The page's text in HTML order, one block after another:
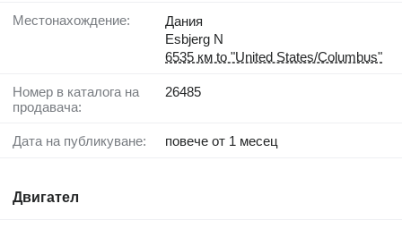
Местонахождение:
Дания
Esbjerg N
6535 км to "United States/Columbus"
Номер в каталога на
продавача:
26485
Дата на публикуване: повече от 1 месец
Двигател